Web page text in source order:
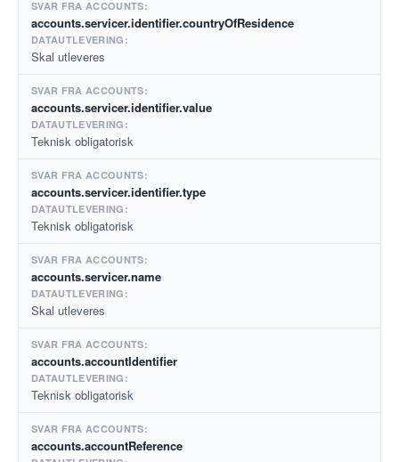
accounts.servicer.identifier.countryOfResidence
Skal utleveres
accounts.servicer.identifier.value
Teknisk obligatorisk
accounts.servicer.identifier.type
Teknisk obligatorisk
accounts.servicer.name
Skal utleveres
accounts.accountIdentifier
Teknisk obligatorisk
accounts.accountReference